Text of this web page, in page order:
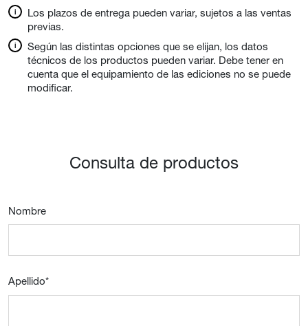
Los plazos de entrega pueden variar, sujetos a las ventas
previas.
Según las distintas opciones que se elijan, los datos
técnicos de los productos pueden variar. Debe tener en
cuenta que el equipamiento de las ediciones no se puede
modificar.
Consulta de productos
Nombre
Apellido*